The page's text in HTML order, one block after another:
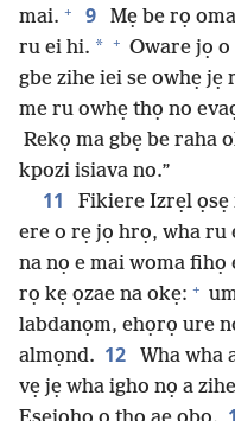
mai. + 9
Mẹ be rọ
ru ei hi. * + Oware jọ
gbe zihe iei se owhẹ jẹ
me ru owhẹ thọ no
Rekọ ma gbẹ be raha
kpozi isiava no.”
11
Fikiere Izrẹl ọsẹ
ere o rẹ jọ hrọ, wha ru
na nọ e mai woma fihọ
rọ kẹ ọzae na okẹ: +
labdanọm, ehọrọ ure
almọnd. 12
Wha wha
vẹ jẹ wha igho nọ a